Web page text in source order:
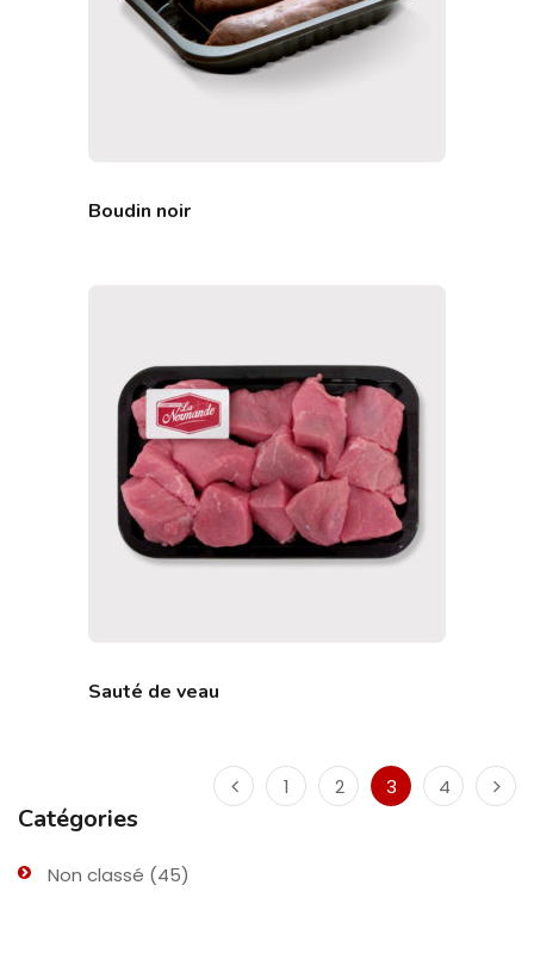
Catégories
Non classé (45)
Boudin noir
Sauté de veau
1 2 3 4